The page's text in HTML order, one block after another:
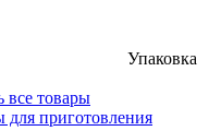
Упаковка
все товары
для приготовления